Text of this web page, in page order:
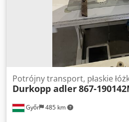
Győr 485 km
Potrójny transport, płaskie
Durkopp adler867-